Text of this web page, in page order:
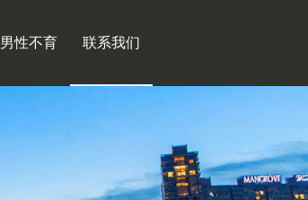
男性不育 联系我们